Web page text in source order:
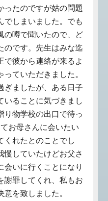
ったのですが姑の問題
でしまいました。でも
の噂で聞いたので、ど
のです。先生はみな迄
で彼から連絡が来るよ
ていただきました。
ぎましたが、ある日子
いることに気づきまし
り物学校の出口で待っ
お母さんに会いたい
くれたとのことでし
慢していたけどお父さ
会いに行くことになり
謝罪してくれ、私もお
を致しました。